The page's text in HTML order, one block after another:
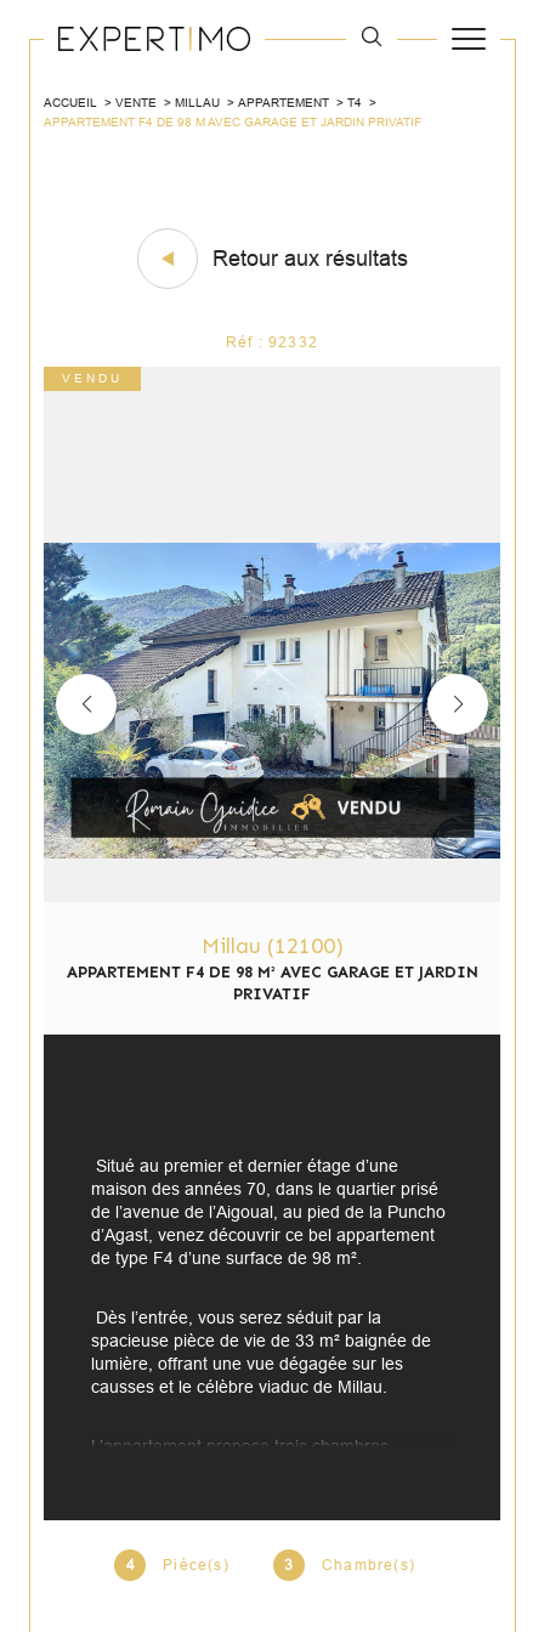
ACCUEIL VENTE MILLAU APPARTEMENT
T4
APPARTEMENT F4 DE 98 M AVEC GARAGE ET JARDIN PRIVATIF
Retour aux résultats
Réf : 92332
VENDU
Millau (12100)
APPARTEMENT F4 DE 98 M² AVEC GARAGE ET JARDIN
PRIVATIF
4 Pièce(s) 3 Chambre(s)
maison des années 70, dans le quartier prisé
de l’avenue de l’Aigoual, au pied de la Puncho
d’Agast, venez découvrir ce bel appartement
de type F4 d’une surface de 98 m².
spacieuse pièce de vie de 33 m² baignée de
lumière, offrant une vue dégagée sur les
causses et le célèbre viaduc de Millau.
L’appartement propose trois chambres
dressing généreux de 7,10 m², une salle d’eau
m² ainsi qu’un dégagement avec rangement.